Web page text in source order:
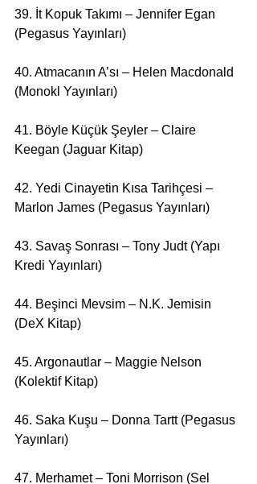
39. İt Kopuk Takımı – Jennifer Egan
(Pegasus Yayınları)
40. Atmacanın A’sı – Helen Macdonald
(Monokl Yayınları)
41. Böyle Küçük Şeyler – Claire
Keegan (Jaguar Kitap)
42. Yedi Cinayetin Kısa Tarihçesi –
Marlon James (Pegasus Yayınları)
43. Savaş Sonrası – Tony Judt (Yapı
Kredi Yayınları)
44. Beşinci Mevsim – N.K. Jemisin
(DeX Kitap)
45. Argonautlar – Maggie Nelson
(Kolektif Kitap)
46. Saka Kuşu – Donna Tartt (Pegasus
Yayınları)
47. Merhamet – Toni Morrison (Sel